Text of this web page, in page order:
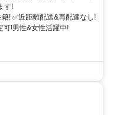
す!
! ✅️近距離配送&再配達なし!
可!男性&女性活躍中!